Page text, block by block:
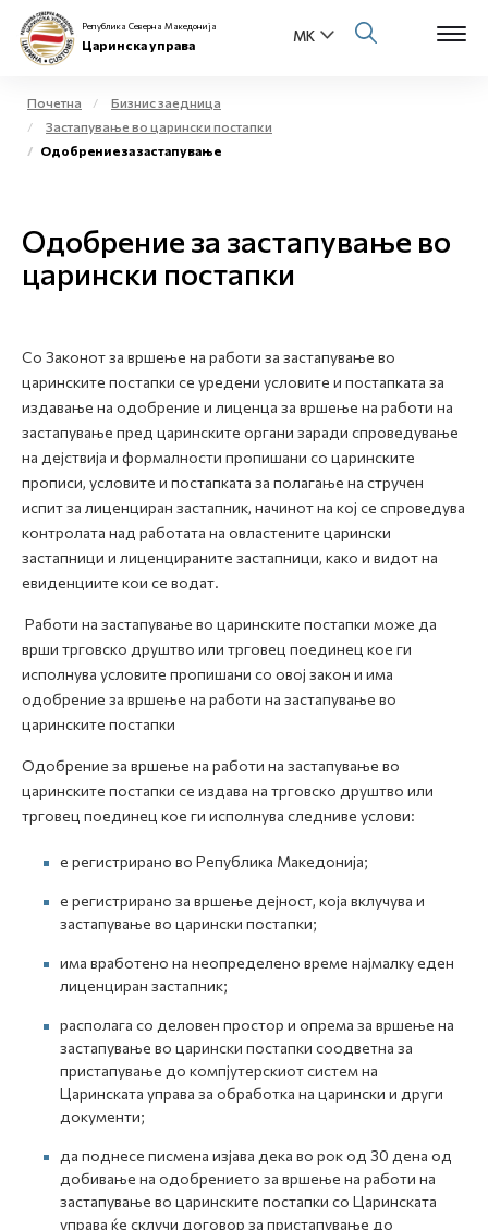
За нас
Open
Бизнис заедница
Медиа центар
Контакт
Е-Весник
Република Северна Македонија
Царинска управа
Почетна
Бизнис заедница
Застапување во царински постапки
Одобрение за застапување
Одобрение за застапување во
царински постапки
Со Законот за вршење на работи за застапување во
царинските постапки се уредени условите и постапката за
издавање на одобрение и лиценца за вршење на работи на
застапување пред царинските органи заради спроведување
на дејствија и формалности пропишани со царинските
прописи, условите и постапката за полагање на стручен
испит за лиценциран застапник, начинот на кој се спроведува
контролата над работата на овластените царински
застапници и лиценцираните застапници, како и видот на
евиденциите кои се водат.
Работи на застапување во царинските постапки може да
врши трговско друштво или трговец поединец кое ги
исполнува условите пропишани со овој закон и има
одобрение за вршење на работи на застапување во
царинските постапки
Одобрение за вршење на работи на застапување во
царинските постапки се издава на трговско друштво или
трговец поединец кое ги исполнува следниве услови:
е регистрирано во Република Македонија;
е регистрирано за вршење дејност, која вклучува и
застапување во царински постапки;
има вработено на неопределено време најмалку еден
лиценциран застапник;
располага со деловен простор и опрема за вршење на
застапување во царински постапки соодветнa за
пристапување до компјутерскиот систем на
Царинската управа за обработка на царински и други
документи;
да поднесе писмена изјава дека во рок од 30 дена од
добивање на одобрението за вршење на работи на
застапување во царинските постапки со Царинската
управа ќе склучи договор за пристапување до